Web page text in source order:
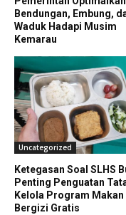
Bendungan, Embung,
Waduk Hadapi Musim
Kemarau
Uncategorized
Ketegasan Soal SLHS
Penting Penguatan
Kelola Program Makan
Bergizi Gratis